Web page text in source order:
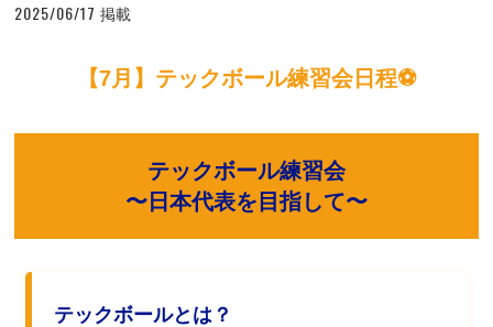
2025/06/17 掲載
【7月】テックボール練習会日程⚽
テックボール練習会
〜日本代表を目指して〜
テックボールとは？